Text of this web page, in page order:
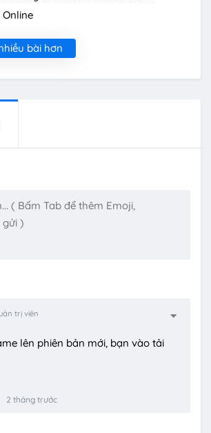
Online
bài hơn
trị viên
lên phiên bản mới, bạn vào tải
2 tháng trước